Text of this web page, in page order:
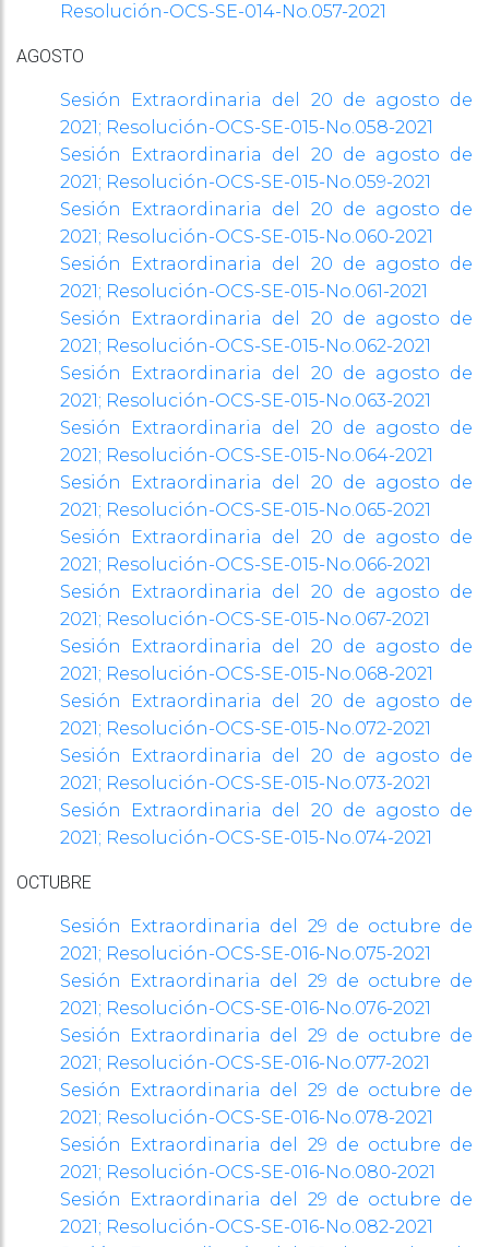
Resolución-OCS-SE-014-No.057-2021
AGOSTO
Sesión Extraordinaria del 20 de agosto de
2021; Resolución-OCS-SE-015-No.058-2021
Sesión Extraordinaria del 20 de agosto de
2021; Resolución-OCS-SE-015-No.059-2021
Sesión Extraordinaria del 20 de agosto de
2021; Resolución-OCS-SE-015-No.060-2021
Sesión Extraordinaria del 20 de agosto de
2021; Resolución-OCS-SE-015-No.061-2021
Sesión Extraordinaria del 20 de agosto de
2021; Resolución-OCS-SE-015-No.062-2021
Sesión Extraordinaria del 20 de agosto de
2021; Resolución-OCS-SE-015-No.063-2021
Sesión Extraordinaria del 20 de agosto de
2021; Resolución-OCS-SE-015-No.064-2021
Sesión Extraordinaria del 20 de agosto de
2021; Resolución-OCS-SE-015-No.065-2021
Sesión Extraordinaria del 20 de agosto de
2021; Resolución-OCS-SE-015-No.066-2021
Sesión Extraordinaria del 20 de agosto de
2021; Resolución-OCS-SE-015-No.067-2021
Sesión Extraordinaria del 20 de agosto de
2021; Resolución-OCS-SE-015-No.068-2021
Sesión Extraordinaria del 20 de agosto de
2021; Resolución-OCS-SE-015-No.072-2021
Sesión Extraordinaria del 20 de agosto de
2021; Resolución-OCS-SE-015-No.073-2021
Sesión Extraordinaria del 20 de agosto de
2021; Resolución-OCS-SE-015-No.074-2021
OCTUBRE
Sesión Extraordinaria del 29 de octubre de
2021; Resolución-OCS-SE-016-No.075-2021
Sesión Extraordinaria del 29 de octubre de
2021; Resolución-OCS-SE-016-No.076-2021
Sesión Extraordinaria del 29 de octubre de
2021; Resolución-OCS-SE-016-No.077-2021
Sesión Extraordinaria del 29 de octubre de
2021; Resolución-OCS-SE-016-No.078-2021
Sesión Extraordinaria del 29 de octubre de
2021; Resolución-OCS-SE-016-No.080-2021
Sesión Extraordinaria del 29 de octubre de
2021; Resolución-OCS-SE-016-No.082-2021